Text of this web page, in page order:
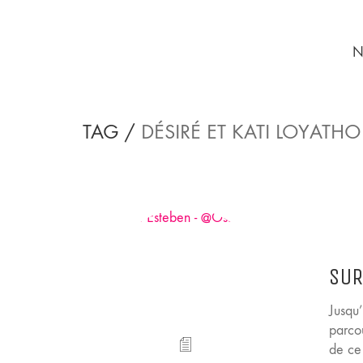
TAG / DÉSIRÉ ET KATI LOYATHO
de